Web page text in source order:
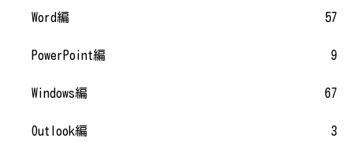
Word編 57
PowerPoint編 9
Windows編 67
Outlook編 3